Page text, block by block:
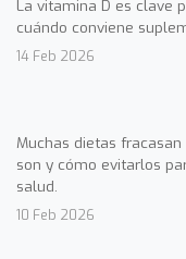
La vitamina D es clave
cuándo conviene
14 Feb 2026
Muchas dietas
son y cómo evitarlos
salud.
10 Feb 2026